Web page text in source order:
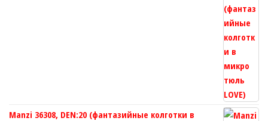
Manzi 36308, DEN:20 (фантазийные колготки в